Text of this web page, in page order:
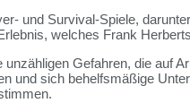
und Survival-Spiele,
welches Frank
Gefahren, die auf
und sich behelfsmäßige